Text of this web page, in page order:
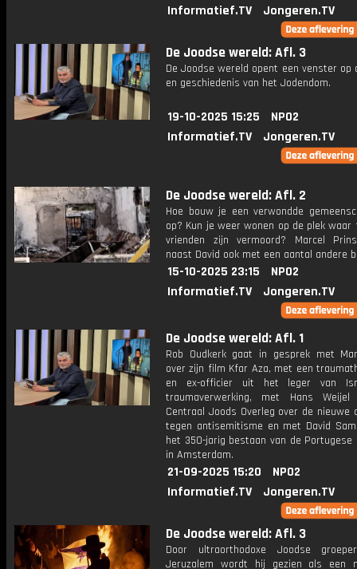
Informatief.TV
Jongeren.TV
De Joodse wereld: Afl. 3
De Joodse wereld opent een venster op
en geschiedenis van het Jodendom.
19-10-2025 15:25
NPO2
Informatief.TV
Jongeren.TV
De Joodse wereld: Afl. 2
Hoe bouw je een verwondde
op? Kun je weer wonen op de plek waar
vrienden zijn vermoord? Marcel
naast David ook met een aantal andere
15-10-2025 23:15
NPO2
Informatief.TV
Jongeren.TV
De Joodse wereld: Afl. 1
Rob Oudkerk gaat in gesprek met
over zijn film Kfar Aza, met een
en ex-officier uit het leger van
traumaverwerking, met Hans
Centraal Joods Overleg over de nieuwe
tegen antisemitisme en met David
het 350-jarig bestaan van de Portugese
in Amsterdam.
21-09-2025 15:20
NPO2
Informatief.TV
Jongeren.TV
De Joodse wereld: Afl. 3
Door ultraorthodoxe Joodse
Jeruzalem wordt hij gezien als een